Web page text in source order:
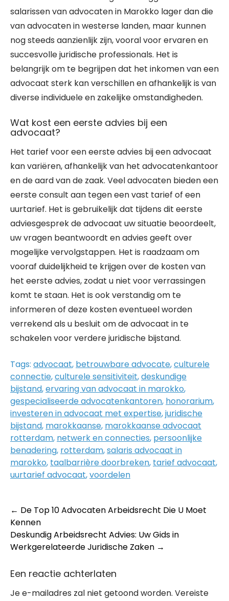
salarissen van advocaten in Marokko lager dan die
van advocaten in westerse landen, maar kunnen
nog steeds aanzienlijk zijn, vooral voor ervaren en
succesvolle juridische professionals. Het is
belangrijk om te begrijpen dat het inkomen van een
advocaat sterk kan verschillen en afhankelijk is van
diverse individuele en zakelijke omstandigheden.
Wat kost een eerste advies bij een
advocaat?
Het tarief voor een eerste advies bij een advocaat
kan variëren, afhankelijk van het advocatenkantoor
en de aard van de zaak. Veel advocaten bieden een
eerste consult aan tegen een vast tarief of een
uurtarief. Het is gebruikelijk dat tijdens dit eerste
adviesgesprek de advocaat uw situatie beoordeelt,
uw vragen beantwoordt en advies geeft over
mogelijke vervolgstappen. Het is raadzaam om
vooraf duidelijkheid te krijgen over de kosten van
het eerste advies, zodat u niet voor verrassingen
komt te staan. Het is ook verstandig om te
informeren of deze kosten eventueel worden
verrekend als u besluit om de advocaat in te
schakelen voor verdere juridische bijstand.
Tags: advocaat, betrouwbare advocate,culturele
connectie,culturele sensitiviteit,deskundige
bijstand,ervaring van advocaat in marokko,
gespecialiseerde advocatenkantoren, honorarium,
investeren in advocaat met expertise,juridische
bijstand, marokkaanse, marokkaanse advocaat
rotterdam, netwerk en connecties, persoonlijke
benadering, rotterdam,salaris advocaat in
marokko, taalbarrière doorbreken, tarief advocaat,
uurtarief advocaat,voordelen
Post
navigation
← De Top 10 Advocaten Arbeidsrecht Die U Moet
Kennen
Deskundig Arbeidsrecht Advies: Uw Gids in
Werkgerelateerde Juridische Zaken →
Een reactie achterlaten
Je e-mailadres zal niet getoond worden. Vereiste